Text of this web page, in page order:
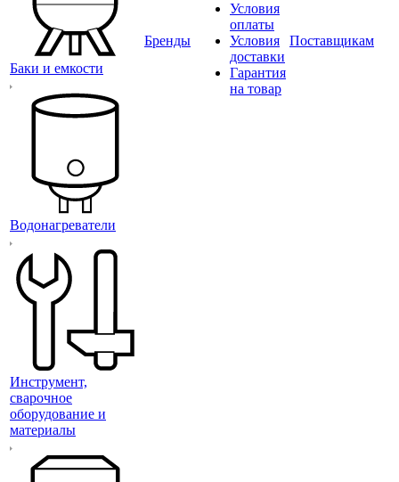
Баки и емкости
Водонагреватели
Инструмент,
сварочное
оборудование и
материалы
Бренды
Условия
оплаты
Условия
доставки
Гарантия
на товар
Поставщикам